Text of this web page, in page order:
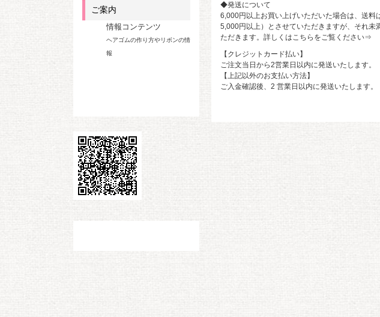
◆発送について
6,000円以上お買い上げいただいた場合は、送料
5,000円以上）とさせていただきますが、それ未
ただきます。詳しくはこちらをご覧ください⇒
【クレジットカード払い】
ご注文当日から2営業日以内に発送いたします。
【上記以外のお支払い方法】
ご入金確認後、2 営業日以内に発送いたします。
ご案内
情報コンテンツ
ヘアゴムの作り方やリボンの情
報